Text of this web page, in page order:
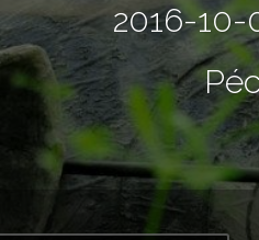
2016-10-